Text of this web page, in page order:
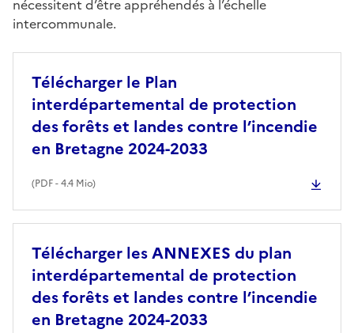
nécessitent d’être appréhendés à l’échelle
intercommunale.
Télécharger le Plan
interdépartemental de protection
des forêts et landes contre l’incendie
en Bretagne 2024-2033
(PDF- 4.4 Mio)
Télécharger les ANNEXES du plan
interdépartemental de protection
des forêts et landes contre l’incendie
en Bretagne 2024-2033